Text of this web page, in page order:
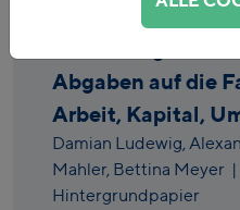
Abgaben auf die
Arbeit, Kapital,
Damian Ludewig,
Mahler, Bettina Meyer |
Hintergrundpapier